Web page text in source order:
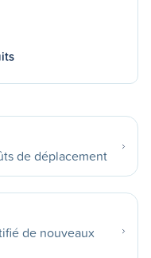
de déplacement
de nouveaux